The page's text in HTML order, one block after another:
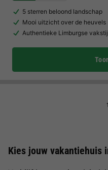
5 sterren beloond landschap
Mooi uitzicht over de heuvels
Authentieke Limburgse
1
Kies jouw vakantiehuis